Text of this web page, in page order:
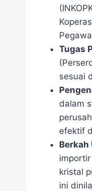
Tugas
sesuai
dalam
efektif
Berkah
kristal
ini